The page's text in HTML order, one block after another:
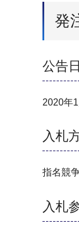
発
公告日
2020年
入札
指名競
入札